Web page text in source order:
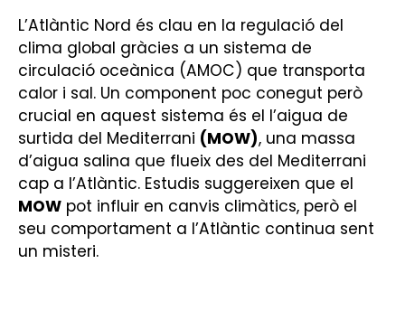
L’Atlàntic Nord és clau en la regulació del
clima global gràcies a un sistema de
circulació oceànica (AMOC) que transporta
calor i sal. Un component poc conegut però
crucial en aquest sistema és el l’aigua de
surtida del Mediterrani (MOW), una massa
d’aigua salina que flueix des del Mediterrani
cap a l’Atlàntic. Estudis suggereixen que el
MOW pot influir en canvis climàtics, però el
seu comportament a l’Atlàntic continua sent
un misteri.